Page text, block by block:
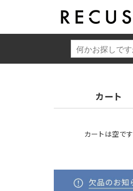
カート
カートは空です